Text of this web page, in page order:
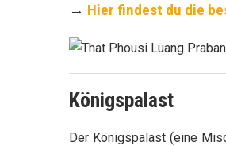
→ Hier findest du die
Königspalast
Der Königspalast (eine